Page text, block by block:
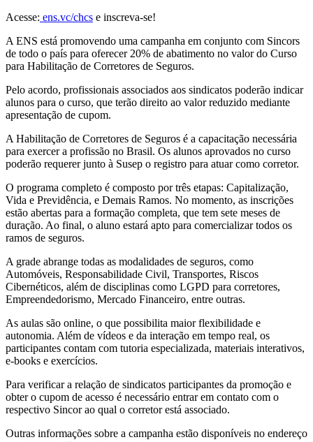
Acesse: ens.vc/chcs e inscreva-se!
A ENS está promovendo uma campanha em conjunto com Sincors
de todo o país para oferecer 20% de abatimento no valor do Curso
para Habilitação de Corretores de Seguros.
Pelo acordo, profissionais associados aos sindicatos poderão indicar
alunos para o curso, que terão direito ao valor reduzido mediante
apresentação de cupom.
A Habilitação de Corretores de Seguros é a capacitação necessária
para exercer a profissão no Brasil. Os alunos aprovados no curso
poderão requerer junto à Susep o registro para atuar como corretor.
O programa completo é composto por três etapas: Capitalização,
Vida e Previdência, e Demais Ramos. No momento, as inscrições
estão abertas para a formação completa, que tem sete meses de
duração. Ao final, o aluno estará apto para comercializar todos os
ramos de seguros.
A grade abrange todas as modalidades de seguros, como
Automóveis, Responsabilidade Civil, Transportes, Riscos
Cibernéticos, além de disciplinas como LGPD para corretores,
Empreendedorismo, Mercado Financeiro, entre outras.
As aulas são online, o que possibilita maior flexibilidade e
autonomia. Além de vídeos e da interação em tempo real, os
participantes contam com tutoria especializada, materiais interativos,
e-books e exercícios.
Para verificar a relação de sindicatos participantes da promoção e
obter o cupom de acesso é necessário entrar em contato com o
respectivo Sincor ao qual o corretor está associado.
Outras informações sobre a campanha estão disponíveis no endereço